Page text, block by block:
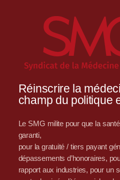
Réinscrire la
champ du politique
Le SMG milite pour que la
garanti,
pour la gratuité / tiers payant
dépassements d’honoraires,
rapport aux industries, pour un